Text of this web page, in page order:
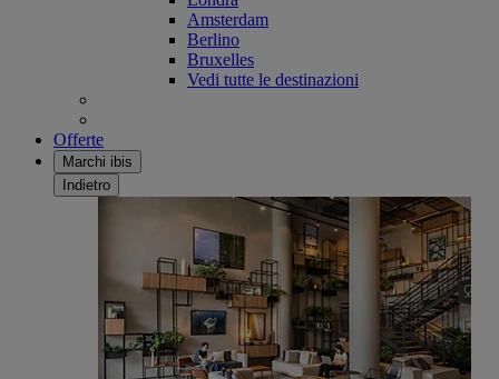
Amsterdam
Berlino
Bruxelles
Vedi tutte le destinazioni
Offerte
Marchi ibis
Indietro